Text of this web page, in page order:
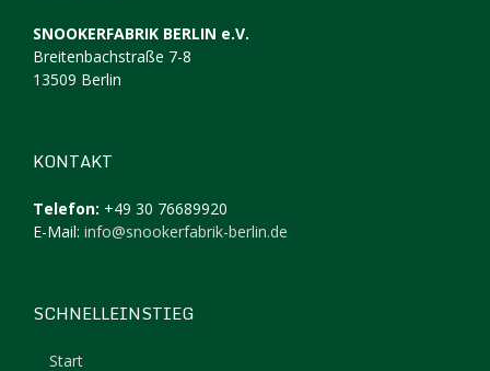
SNOOKERFABRIK BERLIN e.V.
Breitenbachstraße 7-8
13509 Berlin
KONTAKT
Telefon: +49 30 76689920
E-Mail: info@snookerfabrik-berlin.de
SCHNELLEINSTIEG
Start